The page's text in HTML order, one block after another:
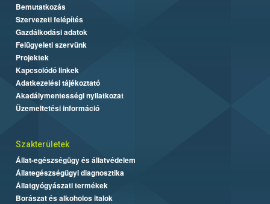
Bemutatkozás
Szervezeti felépítés
Gazdálkodási adatok
Felügyeleti szervünk
Projektek
Kapcsolódó linkek
Adatkezelési tájékoztató
Akadálymentességi nyilatkozat
Üzemeltetési információ
Szakterületek
Állat-egészségügy és állatvédelem
Állategészségügyi diagnosztika
Állatgyógyászati termékek
Borászat és alkoholos italok